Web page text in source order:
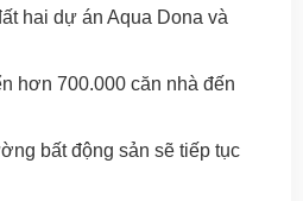
hai dự án Aqua Dona và
hơn 700.000 căn nhà đến
bất động sản sẽ tiếp tục